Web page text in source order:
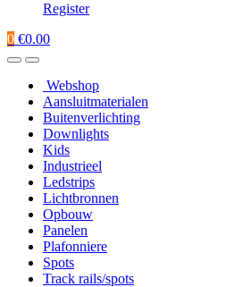
Register
0 €0.00
Webshop
Aansluitmaterialen
Buitenverlichting
Downlights
Kids
Industrieel
Ledstrips
Lichtbronnen
Opbouw
Panelen
Plafonniere
Spots
Track rails/spots